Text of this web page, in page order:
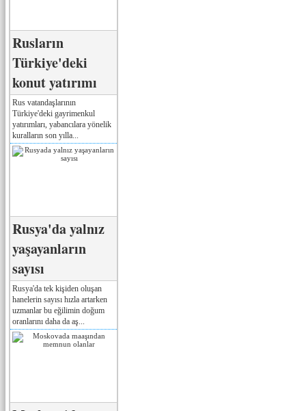
Rusların
Türkiye'deki
konut yatırımı
Rus vatandaşlarının
Türkiye'deki gayrimenkul
yatırımları, yabancılara yönelik
kuralların son yılla...
Rusya'da yalnız
yaşayanların
sayısı
Rusya'da tek kişiden oluşan
hanelerin sayısı hızla artarken
uzmanlar bu eğilimin doğum
oranlarını daha da aş...